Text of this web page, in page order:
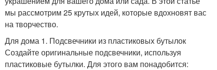
мы рассмотрим 25 крутых идей, которые вдохновят вас
на творчество.
Для дома 1. Подсвечники из пластиковых бутылок
Создайте оригинальные подсвечники, используя
пластиковые бутылки. Для этого вам понадобится: